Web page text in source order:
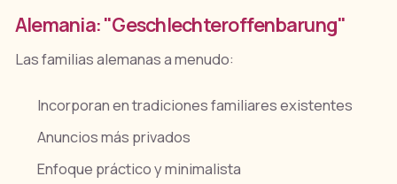
Alemania: "Geschlechteroffenbarung"
Las familias alemanas a menudo:
Incorporan en tradiciones familiares existentes
Anuncios más privados
Enfoque práctico y minimalista